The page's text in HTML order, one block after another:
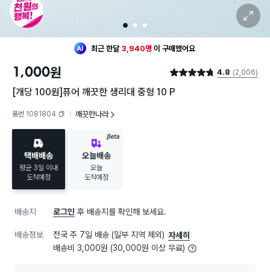
1 2 3
확대 보기
최근 한달 3,940명 이 구매했어요
구매했어요
1,000원 별점 4.8점 4.8 (2,006)
[개당 100원]퓨어 깨끗한 생리대 중형 10 P
품번 1081804
깨끗한나라
택배배송
평균 3일 이내
도착예정
BETA
오늘배송
오늘
도착예정
배송지 로그인 후 배송지를 확인해 보세요.
배송정보 전국 주 7일 배송 (일부 지역 제외) 자세히
배송비 3,000원 (30,000원 이상 무료)